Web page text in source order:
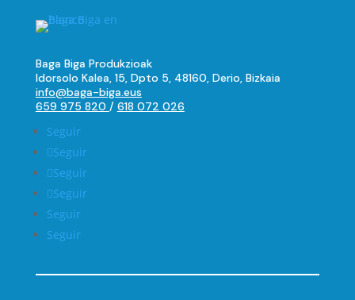
Baga Biga Produkzioak
Idorsolo Kalea, 15, Dpto 5, 48160, Derio, Bizkaia
info@baga-biga.eus
659 975 820 / 618 072 026
Seguir
Seguir
Seguir
Seguir
Seguir
Seguir